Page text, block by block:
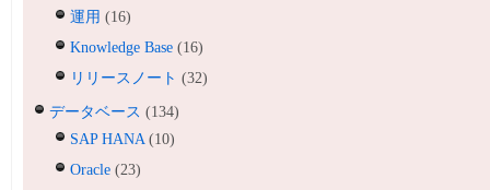
運用 (16)
Knowledge Base (16)
リリースノート (32)
データベース (134)
SAP HANA (10)
Oracle (23)